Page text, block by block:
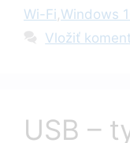
Wi-Fi,Windows
Vložiť
USB –